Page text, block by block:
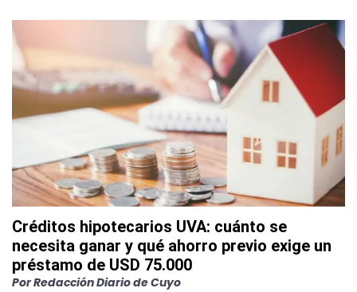
Créditos hipotecarios UVA: cuánto se
necesita ganar y qué ahorro previo exige un
préstamo de USD 75.000
PorRedacción Diario de Cuyo